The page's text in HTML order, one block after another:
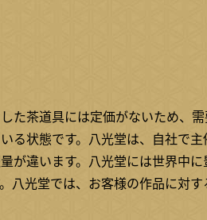
た茶道具には定価がないため、
る状態です。八光堂は、自社で
が違います。八光堂には世界中
八光堂では、お客様の作品に対